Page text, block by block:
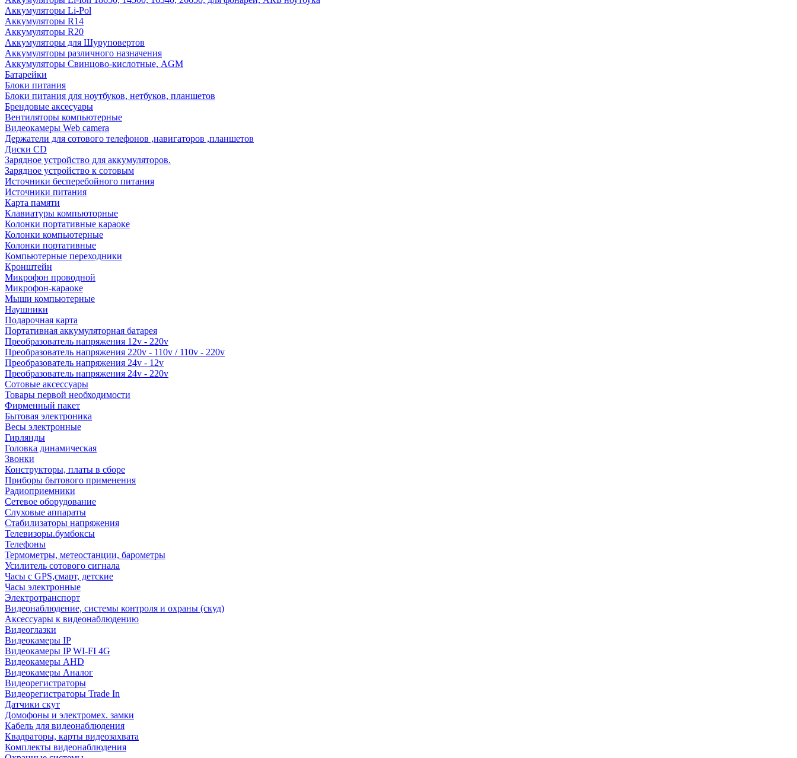
Аккумуляторы Li-Pol
Аккумуляторы R14
Аккумуляторы R20
Аккумуляторы для Шуруповертов
Аккумуляторы различного назначения
Аккумуляторы Свинцово-кислотные, AGM
Батарейки
Блоки питания
Блоки питания для ноутбуков, нетбуков, планшетов
Брендовые аксесуары
Вентиляторы компьютерные
Видеокамеры Web camera
Держатели для сотового телефонов ,навигаторов ,планшетов
Диски CD
Зарядное устройство для аккумуляторов.
Зарядное устройство к сотовым
Источники бесперебойного питания
Источники питания
Карта памяти
Клавиатуры компьюторные
Колонки портативные караоке
Колонки компьютерные
Колонки портативные
Компьютерные переходники
Кронштейн
Микрофон проводной
Микрофон-караоке
Мыши компьютерные
Наушники
Подарочная карта
Портативная аккумуляторная батарея
Преобразователь напряжения 12v - 220v
Преобразователь напряжения 220v - 110v / 110v - 220v
Преобразователь напряжения 24v - 12v
Преобразователь напряжения 24v - 220v
Сотовые аксессуары
Товары первой необходимости
Фирменный пакет
Бытовая электроника
Весы электронные
Гирлянды
Головка динамическая
Звонки
Конструкторы, платы в сборе
Приборы бытового применения
Радиоприемники
Сетевое оборудование
Слуховые аппараты
Стабилизаторы напряжения
Телевизоры.бумбоксы
Телефоны
Термометры, метеостанции, барометры
Усилитель сотового сигнала
Часы с GPS,смарт, детские
Часы электронные
Электротранспорт
Видеонаблюдение, системы контроля и охраны (скуд)
Аксессуары к видеонаблюдению
Видеоглазки
Видеокамеры IP
Видеокамеры IP WI-FI 4G
Видеокамеры AHD
Видеокамеры Аналог
Видеорегистраторы
Видеорегистраторы Trade In
Датчики скут
Домофоны и электромех. замки
Кабель для видеонаблюдения
Квадраторы, карты видеозахвата
Комплекты видеонаблюдения